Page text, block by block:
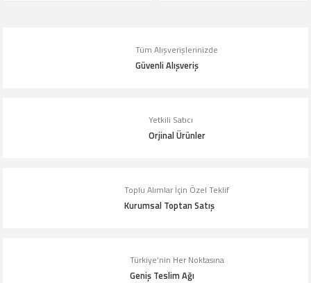
Tüm Alışverişlerinizde
Güvenli Alışveriş
Yetkili Satıcı
Orjinal Ürünler
Toplu Alımlar İçin Özel Teklif
Kurumsal Toptan Satış
Türkiye’nin Her Noktasına
Geniş Teslim Ağı